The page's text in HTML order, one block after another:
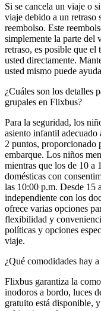
Si se cancela un viaje o
viaje debido a un retraso
reembolso. Este
simplemente la parte del
retraso, es posible que el
usted directamente.
usted mismo puede
¿Cuáles son los detalles
grupales en Flixbus?
Para la seguridad, los
asiento infantil adecuado
2 puntos, proporcionado
embarque. Los niños
mientras que los de 10 a
domésticas con
las 10:00 p.m. Desde 15
independiente con los
ofrece varias opciones
flexibilidad y
políticas y opciones
viaje.
¿Qué comodidades hay
Flixbus garantiza la
inodoros a bordo, luces
gratuito está disponible,